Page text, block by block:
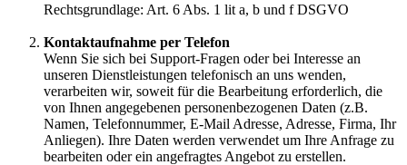
Rechtsgrundlage: Art. 6 Abs. 1 lit a, b und f DSGVO
Kontaktaufnahme per Telefon
Wenn Sie sich bei Support-Fragen oder bei Interesse an
unseren Dienstleistungen telefonisch an uns wenden,
verarbeiten wir, soweit für die Bearbeitung erforderlich, die
von Ihnen angegebenen personenbezogenen Daten (z.B.
Namen, Telefonnummer, E-Mail Adresse, Adresse, Firma, Ihr
Anliegen). Ihre Daten werden verwendet um Ihre Anfrage zu
bearbeiten oder ein angefragtes Angebot zu erstellen.